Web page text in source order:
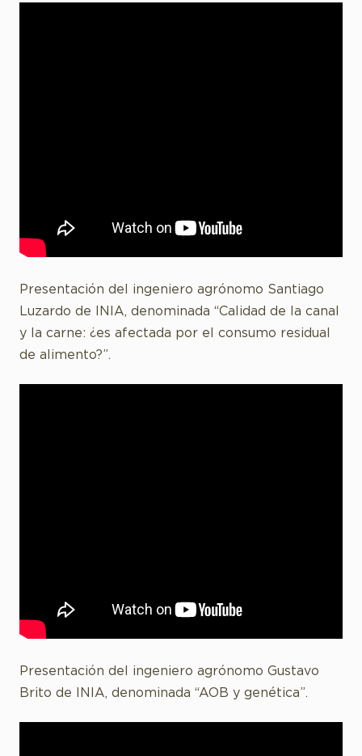
Presentación del ingeniero agrónomo Santiago
Luzardo de INIA, denominada “Calidad de la canal
y la carne: ¿es afectada por el consumo residual
de alimento?”.
Presentación del ingeniero agrónomo Gustavo
Brito de INIA, denominada “AOB y genética”.